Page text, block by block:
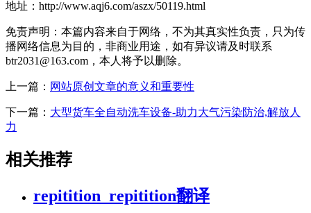
地址：http://www.aqj6.com/aszx/50119.html
免责声明：本篇内容来自于网络，不为其真实性负责，只为传
播网络信息为目的，非商业用途，如有异议请及时联系
btr2031@163.com，本人将予以删除。
上一篇： 网站原创文章的意义和重要性
下一篇： 大型货车全自动洗车设备-助力大气污染防治,解放人
力
相关推荐
repitition_repitition翻译